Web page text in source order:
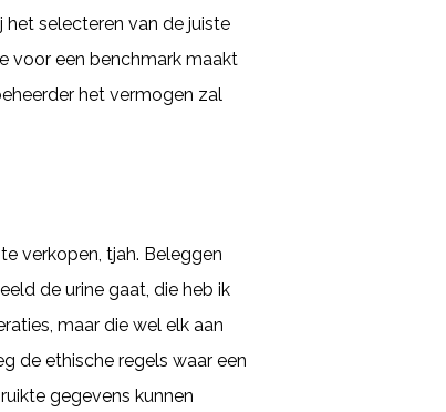
het selecteren van de juiste
voor een benchmark maakt
het vermogen zal
verkopen, tjah. Beleggen
de urine gaat, die heb ik
maar die wel elk aan
de ethische regels waar een
gegevens kunnen